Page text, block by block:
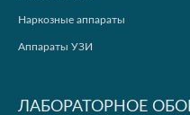
Наркозные аппараты
Аппараты УЗИ
ЛАБОРАТОРНОЕ